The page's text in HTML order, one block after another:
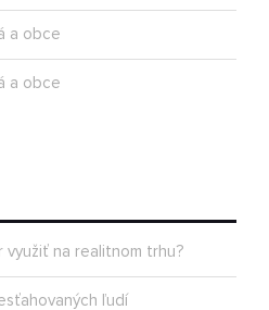
a obce
a obce
na realitnom trhu?
ľudí